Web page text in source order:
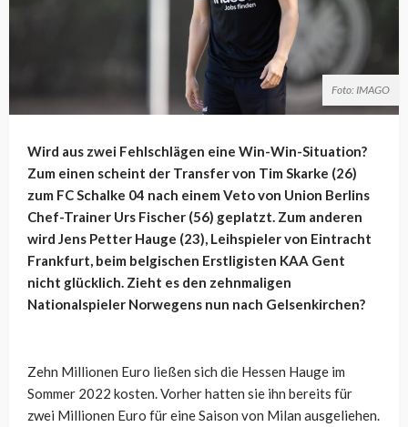
Foto: IMAGO
Wird aus zwei Fehlschlägen eine Win-Win-Situation?
Zum einen scheint der Transfer von Tim Skarke (26)
zum FC Schalke 04 nach einem Veto von Union Berlins
Chef-Trainer Urs Fischer (56) geplatzt. Zum anderen
wird Jens Petter Hauge (23), Leihspieler von Eintracht
Frankfurt, beim belgischen Erstligisten KAA Gent
nicht glücklich. Zieht es den zehnmaligen
Nationalspieler Norwegens nun nach Gelsenkirchen?
Zehn Millionen Euro ließen sich die Hessen Hauge im
Sommer 2022 kosten. Vorher hatten sie ihn bereits für
zwei Millionen Euro für eine Saison von Milan ausgeliehen.